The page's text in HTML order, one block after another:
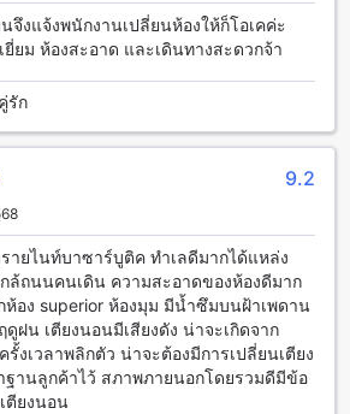
าน Agoda จะมอบประสบการณ์ที่สะดวก
บผู้ใช้ นอกจากนี้ยังมีราคาที่ดีที่สุดสำหรับ
ให้เลือกหลากหลาย ทำให้ผู้ใช้สามารถ
วามต้องการและงบประมาณได้อย่าง
าย: บีทู เชียงราย ไนท์ บาร์ซา บูติค แอนด์
ายเป็นสถานที่ที่คุณสามารถสัมผัส
บบเรียบง่ายแต่เต็มไปด้วยเสน่ห์ บีทู
บูติค แอนด์ บัดเจ็ท โฮเทลตั้งอยู่ใจกลาง
สามารถเดินทางไปยังสถานที่ท่องเที่ยว
โรงแรมมีห้องพักที่ออกแบบอย่างสวยงาม
พบกับบรรยากาศที่เงียบสงบและเป็นส่วน
นคลายและพักผ่อนได้อย่างสบายใจ
จึงแจ้งพนักงานเปลี่ยนห้องให้ก็โอเคค่ะ
ยม ห้องสะอาด และเดินทางสะดวกจ้า
รัก
9.2
ายไนท์บาซาร์บูติค ทำเลดีมากได้แหล่ง
ล้ถนนคนเดิน ความสะอาดของห้องดีมาก
ห้อง superior ห้องมุม มีน้ำซึมบนฝ้าเพดาน
ดูฝน เตียงนอนมีเสียงดัง น่าจะเกิดจาก
รั้งเวลาพลิกตัว น่าจะต้องมีการเปลี่ยนเตียง
ฐานลูกค้าไว้ สภาพภายนอกโดยรวมดีมีข้อ
ตียงนอน